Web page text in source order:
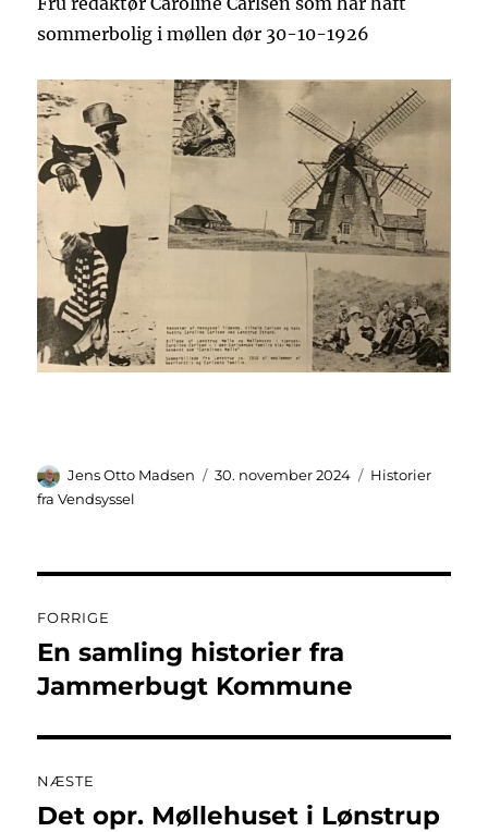
sommerbolig i møllen dør 30-10-1926
Forfatter
Jens Otto Madsen Udgivet
30. november 2024 Kategorier
Historier
fra Vendsyssel
FORRIGE
Forrige
indlæg:
En samling historier fra
Jammerbugt Kommune
NÆSTE
Næste
Det opr. Møllehuset i Lønstrup